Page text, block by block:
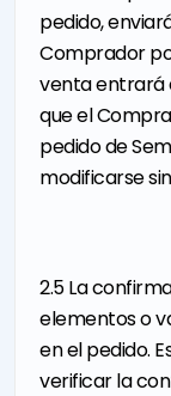
pedido,
Comprador
venta entrará
que el
pedido de
modificarse
2.5 La
elementos o
en el pedido.
verificar la